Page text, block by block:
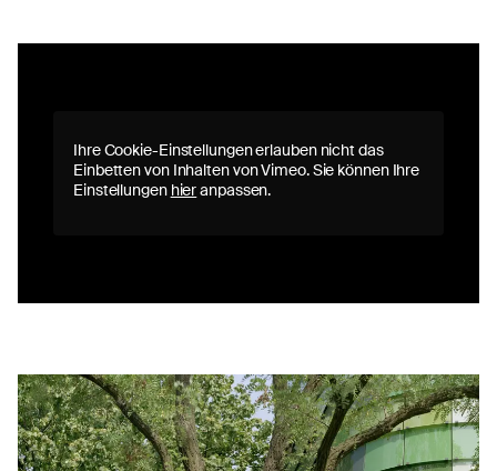
Ihre Cookie-Einstellungen erlauben nicht das
Einbetten von Inhalten von Vimeo. Sie können Ihre
Einstellungen hieranpassen.